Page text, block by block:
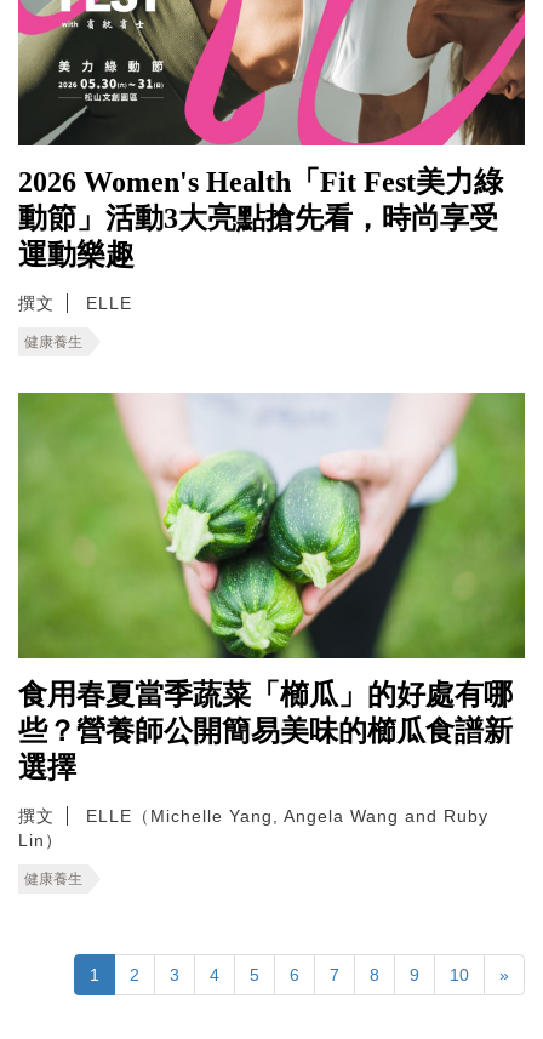
2026 Women's Health「Fit Fest美力綠
動節」活動3大亮點搶先看，時尚享受
運動樂趣
撰文 ELLE
健康養生
食用春夏當季蔬菜「櫛瓜」的好處有哪
些？營養師公開簡易美味的櫛瓜食譜新
選擇
撰文
ELLE（Michelle Yang, Angela Wang and Ruby
Lin）
健康養生
1 2 3 4 5 6 7 8 9 10 »